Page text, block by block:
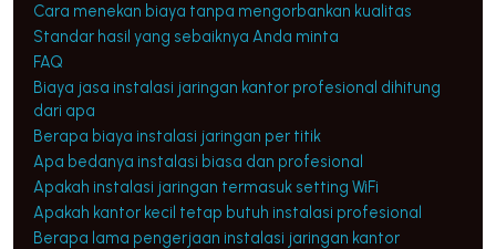
Cara menekan biaya tanpa mengorbankan kualitas
Standar hasil yang sebaiknya Anda minta
FAQ
Biaya jasa instalasi jaringan kantor profesional dihitung
dari apa
Berapa biaya instalasi jaringan per titik
Apa bedanya instalasi biasa dan profesional
Apakah instalasi jaringan termasuk setting WiFi
Apakah kantor kecil tetap butuh instalasi profesional
Berapa lama pengerjaan instalasi jaringan kantor